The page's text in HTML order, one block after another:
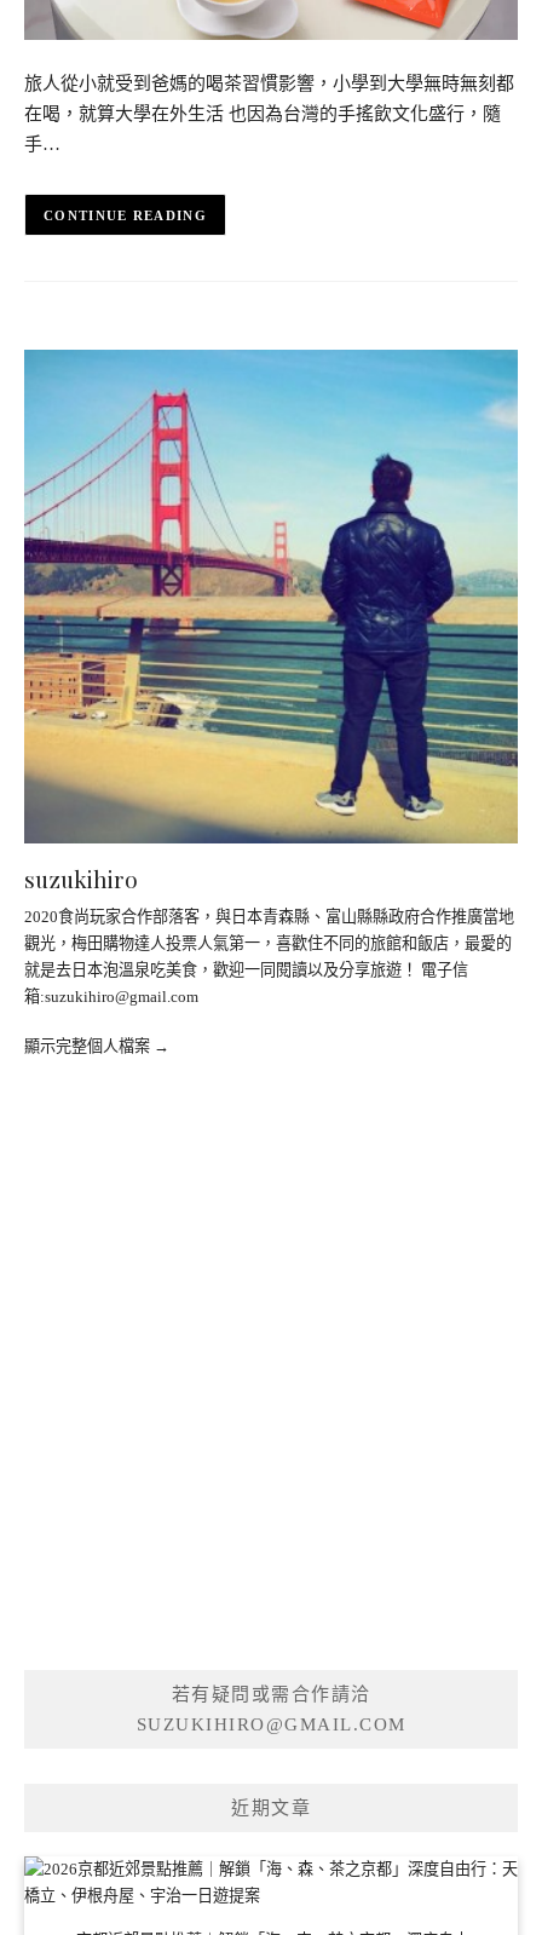
旅人從小就受到爸媽的喝茶習慣影響，小學到大學無時無刻都
在喝，就算大學在外生活 也因為台灣的手搖飲文化盛行，隨
手…
CONTINUE READING
suzukihiro
2020食尚玩家合作部落客，與日本青森縣、富山縣縣政府合作推廣當地
觀光，梅田購物達人投票人氣第一，喜歡住不同的旅館和飯店，最愛的
就是去日本泡溫泉吃美食，歡迎一同閱讀以及分享旅遊！ 電子信
箱:suzukihiro@gmail.com
顯示完整個人檔案 →
若有疑問或需合作請洽
SUZUKIHIRO@GMAIL.COM
近期文章